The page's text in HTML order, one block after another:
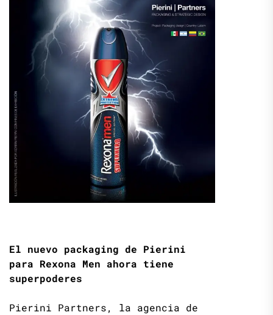
El nuevo packaging de Pierini
para Rexona Men ahora tiene
superpoderes
Pierini Partners, la agencia de